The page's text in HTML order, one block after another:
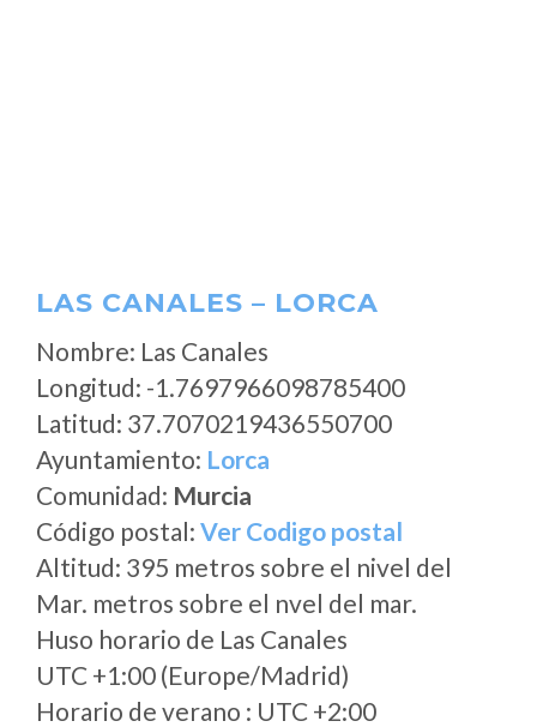
LAS CANALES – LORCA
Nombre: Las Canales
Longitud: -1.7697966098785400
Latitud: 37.7070219436550700
Ayuntamiento: Lorca
Comunidad: Murcia
Código postal: Ver Codigo postal
Altitud: 395 metros sobre el nivel del
Mar. metros sobre el nvel del mar.
Huso horario de Las Canales
UTC +1:00 (Europe/Madrid)
Horario de verano : UTC +2:00